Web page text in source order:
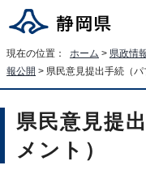
現在の位置： ホーム > 県政情
報公開 > 県民意見提出手続（パ
県民意見提
メント）